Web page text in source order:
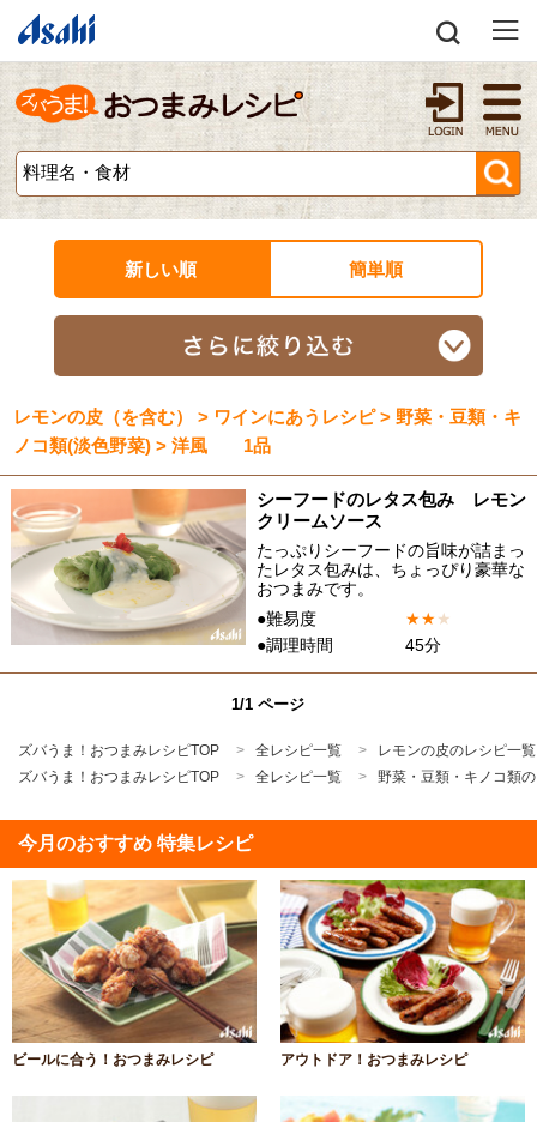
新しい順 簡単順
レモンの皮（を含む） > ワインにあうレシピ > 野菜・豆類・キ
ノコ類(淡色野菜) > 洋風 1品
シーフードのレタス包み レモン
クリームソース
たっぷりシーフードの旨味が詰まっ
たレタス包みは、ちょっぴり豪華な
おつまみです。
●難易度
★★★
●調理時間
45分
1/1 ページ
ズバうま！おつまみレシピTOP 全レシピ一覧
レモンの皮のレシピ一覧
ズバうま！おつまみレシピTOP
全レシピ一覧 野菜・豆類・キノコ類
今月のおすすめ 特集レシピ
ビールに合う！おつまみレシピ アウトドア！おつまみレシピ